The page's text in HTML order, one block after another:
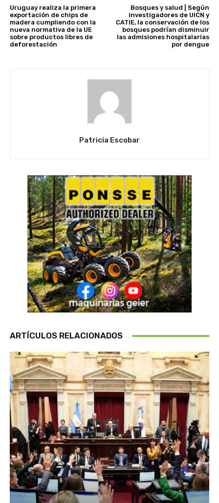
Uruguay realiza la primera
exportación de chips de
madera cumpliendo con la
nueva normativa de la UE
sobre productos libres de
deforestación
Bosques y salud | Según
investigadores de UICN y
CATIE, la conservación de los
bosques podrían disminuir
las admisiones hospitalarias
por dengue
Patricia Escobar
ARTÍCULOS RELACIONADOS